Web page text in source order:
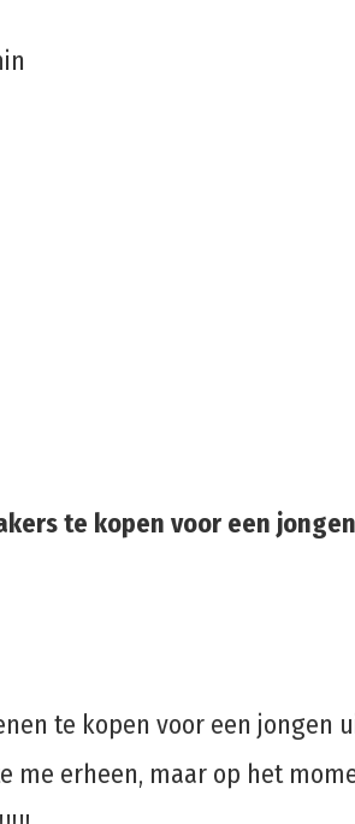
te kopen voor een
te kopen voor een jongen
erheen, maar op het